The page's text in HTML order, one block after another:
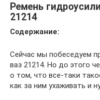
Ремень
21214
Содержание:
Сейчас мы побеседуем
ваз 21214. Но до этого
о том, что все-таки
как за ним ухаживать и